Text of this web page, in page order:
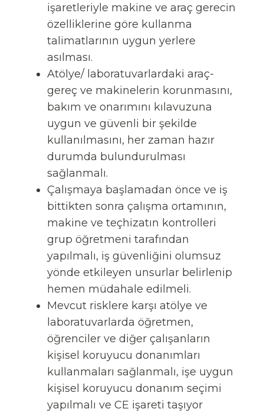
işaretleriyle makine ve araç gerecin
özelliklerine göre kullanma
talimatlarının uygun yerlere
asılması.
Atölye/ laboratuvarlardaki araç-
gereç ve makinelerin korunmasını,
bakım ve onarımını kılavuzuna
uygun ve güvenli bir şekilde
kullanılmasını, her zaman hazır
durumda bulundurulması
sağlanmalı.
Çalışmaya başlamadan önce ve iş
bittikten sonra çalışma ortamının,
makine ve teçhizatın kontrolleri
grup öğretmeni tarafından
yapılmalı, iş güvenliğini olumsuz
yönde etkileyen unsurlar belirlenip
hemen müdahale edilmeli.
Mevcut risklere karşı atölye ve
laboratuvarlarda öğretmen,
öğrenciler ve diğer çalışanların
kişisel koruyucu donanımları
kullanmaları sağlanmalı, işe uygun
kişisel koruyucu donanım seçimi
yapılmalı ve CE işareti taşıyor